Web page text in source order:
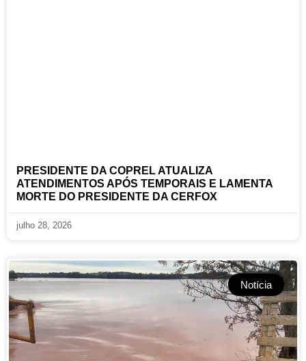
PRESIDENTE DA COPREL ATUALIZA
ATENDIMENTOS APÓS TEMPORAIS E LAMENTA
MORTE DO PRESIDENTE DA CERFOX
julho 28, 2026
Notícia